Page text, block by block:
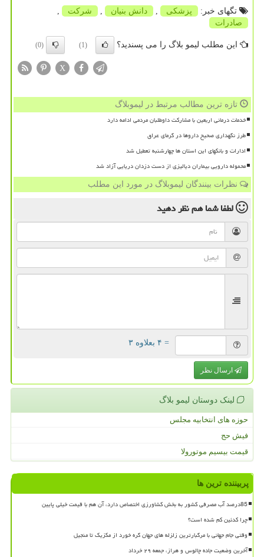
تگهای خبر:
پزشكی دانش بنیان شركت
صادرات
این مطلب لیمو بلاگ را می پسندید؟ (1)
(0)
X
تازه ترین مطالب مرتبط در لیموبلاگ
خدمات درمانی اربعین با مشارکت داوطلبان مردمی ادامه دارد
طرز نگهداری صحیح داروها در گرمای عراق
ادارات و بانکهای این استان ها چهارشنبه تعطیل شد
محموله دارویی بیماران دیالیزی از دست دزدان دریایی آزاد شد
نظرات بینندگان لیموبلاگ در مورد این مطلب
لطفا شما همنظر دهید
= ۴ بعلاوه ۳
ارسال نظر
لینک دوستان لیمو بلاگ
حوزه های انتخابیه مجلس
فیش حج
قیمت بیسیم موتورولا
پربیننده ترین ها
85درصد آب مصرفی کشور به بخش کشاورزی اختصاص دارد، آن هم با قیمت خیلی پایین
چرا کدئین کم شده است؟
وقتی جام جهانی با مرگبارترین زلزله های جهان گره خورد از مکزیک تا منجیل
آخرین وضعیت جاده چالوس و هراز، جمعه ۲۹ خرداد